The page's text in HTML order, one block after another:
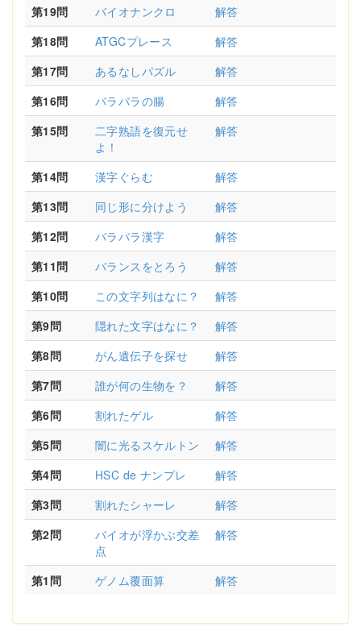
第19問
バイオナンクロ
解答
第18問
ATGCプレース
解答
第17問
あるなしパズル
解答
第16問
バラバラの腸
解答
第15問
二字熟語を復元せ
よ！
解答
第14問 漢字ぐらむ
解答
第13問
同じ形に分けよう
解答
第12問
バラバラ漢字
解答
第11問
バランスをとろう
解答
第10問
この文字列はなに？
解答
第9問
隠れた文字はなに？
解答
第8問
がん遺伝子を探せ
解答
第7問
誰が何の生物を？
解答
第6問
割れたゲル
解答
第5問
闇に光るスケルトン
解答
第4問
HSC de ナンプレ
解答
第3問
割れたシャーレ
解答
第2問
バイオが浮かぶ交差
点
解答
第1問 ゲノム覆面算 解答